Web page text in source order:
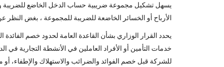
يسهل تشكيل مجموعة ضريبية حساب الدخل الخاضع للضريبة
الأرباح أو الخسائر الخاضعة للضريبة للمجموعة ، بغض النظر
يحدد القرار الوزاري بشأن القاعدة العامة لحدود خصم
للشركة قبل خصم الفوائد والضرائب والاستهلاك والإطفاء، أو مبلغ الملاذ